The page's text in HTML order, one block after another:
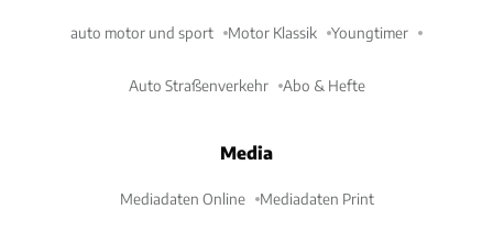
auto motor und sport Motor Klassik Youngtimer
Auto Straßenverkehr Abo & Hefte
Media
Mediadaten Online Mediadaten Print